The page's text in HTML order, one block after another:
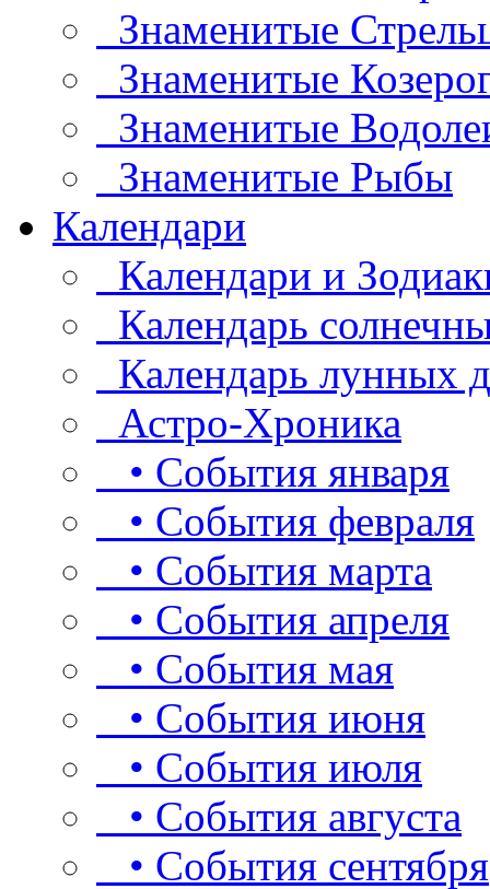
Знаменитые
Знаменитые
Знаменитые
Знаменитые Рыбы
Календари
Календари и
Календарь
Календарь лунных
Астро-Хроника
• События января
• События февраля
• События марта
• События апреля
• События мая
• События июня
• События июля
• События августа
• События сентября